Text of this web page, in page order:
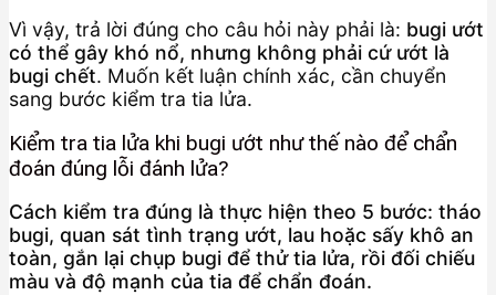
Vì vậy, trả lời đúng cho câu hỏi này phải là: bugi ướt
có thể gây khó nổ, nhưng không phải cứ ướt là
bugi chết. Muốn kết luận chính xác, cần chuyển
sang bước kiểm tra tia lửa.
Kiểm tra tia lửa khi bugi ướt như thế nào để chẩn
đoán đúng lỗi đánh lửa?
Cách kiểm tra đúng là thực hiện theo 5 bước: tháo
bugi, quan sát tình trạng ướt, lau hoặc sấy khô an
toàn, gắn lại chụp bugi để thử tia lửa, rồi đối chiếu
màu và độ mạnh của tia để chẩn đoán.